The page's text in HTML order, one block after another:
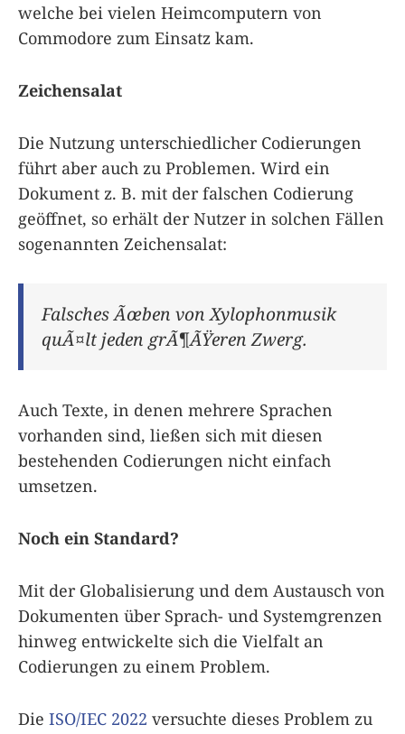
welche bei vielen Heimcomputern von
Commodore zum Einsatz kam.
Zeichensalat
Die Nutzung unterschiedlicher Codierungen
führt aber auch zu Problemen. Wird ein
Dokument z. B. mit der falschen Codierung
geöffnet, so erhält der Nutzer in solchen Fällen
sogenannten Zeichensalat:
Falsches Ãœben von Xylophonmusik
quÃ¤lt jeden grÃ¶ÃŸeren Zwerg.
Auch Texte, in denen mehrere Sprachen
vorhanden sind, ließen sich mit diesen
bestehenden Codierungen nicht einfach
umsetzen.
Noch ein Standard?
Mit der Globalisierung und dem Austausch von
Dokumenten über Sprach- und Systemgrenzen
hinweg entwickelte sich die Vielfalt an
Codierungen zu einem Problem.
Die ISO/IEC 2022 versuchte dieses Problem zu